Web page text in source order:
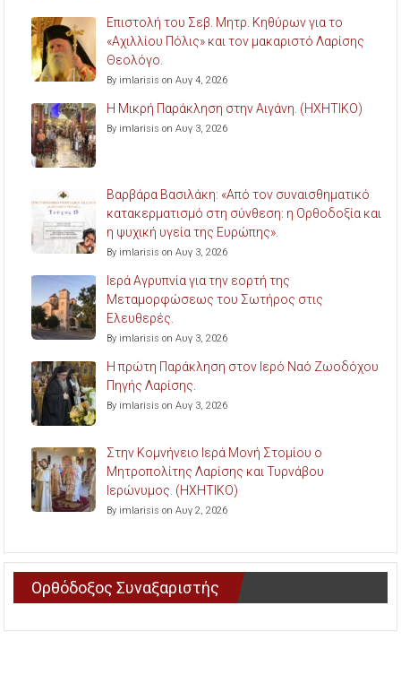
Επιστολή του Σεβ. Μητρ. Κηθύρων για το
«Αχιλλίου Πόλις» και τον μακαριστό Λαρίσης
Θεολόγο.
By imlarisis on Αυγ 4, 2026
Η Μικρή Παράκληση στην Αιγάνη. (ΗΧΗΤΙΚΟ)
By imlarisis on Αυγ 3, 2026
Βαρβάρα Βασιλάκη: «Από τον συναισθηματικό
κατακερματισμό στη σύνθεση: η Ορθοδοξία και
η ψυχική υγεία της Ευρώπης».
By imlarisis on Αυγ 3, 2026
Ιερά Αγρυπνία για την εορτή της
Μεταμορφώσεως του Σωτήρος στις
Ελευθερές.
By imlarisis on Αυγ 3, 2026
Η πρώτη Παράκληση στον Ιερό Ναό Ζωοδόχου
Πηγής Λαρίσης.
By imlarisis on Αυγ 3, 2026
Στην Κομνήνειο Ιερά Μονή Στομίου ο
Μητροπολίτης Λαρίσης και Τυρνάβου
Ιερώνυμος. (ΗΧΗΤΙΚΟ)
By imlarisis on Αυγ 2, 2026
Ορθόδοξος Συναξαριστής